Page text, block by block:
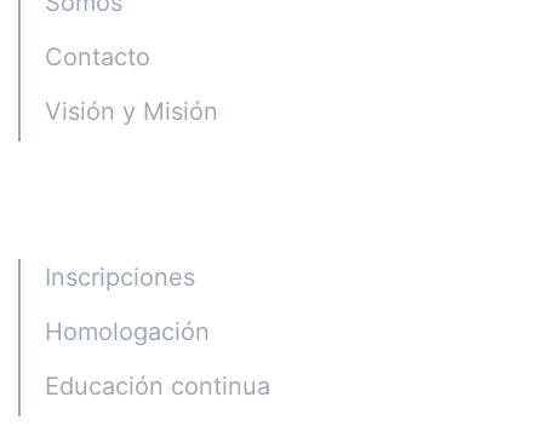
Contacto
Visión y Misión
Inscripciones
Homologación
Educación continua